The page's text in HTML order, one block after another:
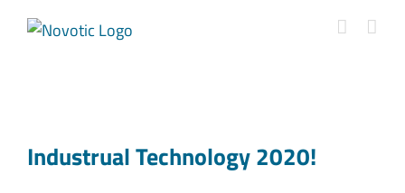
Industrual Technology 2020!